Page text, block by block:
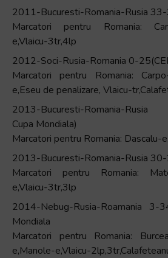
2011-Bucuresti-Romania-Rusia 33-
Marcatori pentru Romania:
e,Vlaicu-3tr,4lp
2012-Soci-Rusia-Romania 0-
Marcatori pentru Romania:
e,Eseu de penalizare, Vlaicu-
2013-Bucuresti-Romania-Rusia
Cupa Mondiala)
Marcatori pentru Romania: Dascalu-
2013-Bucuresti-Romania-Rusia
Marcatori pentru Romania:
e,Vlaicu-3tr,3lp
2014-Nebug-Rusia-Roamania 3-
Mondiala
Marcatori pentru Romania:
e,Manole-e,Vlaicu-